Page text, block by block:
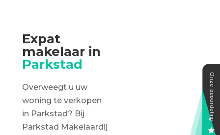
Expat
makelaar in
Parkstad
Overweegt u uw
woning te verkopen
in Parkstad? Bij
Parkstad Makelaardij